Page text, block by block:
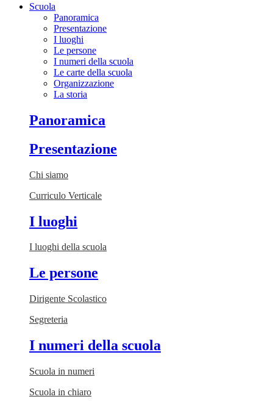
Scuola
Panoramica
Presentazione
I luoghi
Le persone
I numeri della scuola
Le carte della scuola
Organizzazione
La storia
Panoramica
Presentazione
Chi siamo
Curriculo Verticale
I luoghi
I luoghi della scuola
Le persone
Dirigente Scolastico
Segreteria
I numeri della scuola
Scuola in numeri
Scuola in chiaro